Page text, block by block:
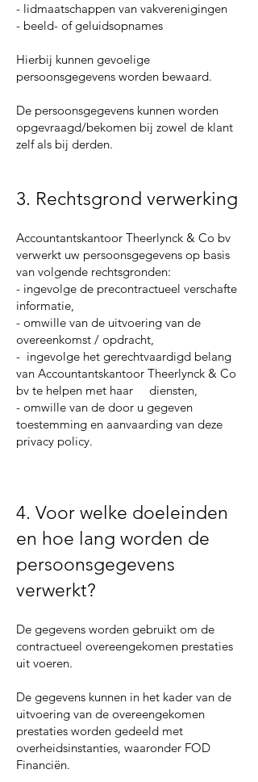
- lidmaatschappen van vakverenigingen
- beeld- of geluidsopnames
Hierbij kunnen gevoelige
persoonsgegevens worden bewaard.
De persoonsgegevens kunnen worden
opgevraagd/bekomen bij zowel de klant
zelf als bij derden.
3. Rechtsgrond verwerking
Accountantskantoor Theerlynck & Co bv
verwerkt uw persoonsgegevens op basis
van volgende rechtsgronden:
- ingevolge de precontractueel verschafte
informatie,
- omwille van de uitvoering van de
overeenkomst / opdracht,
- ingevolge het gerechtvaardigd belang
van Accountantskantoor Theerlynck & Co
bv te helpen met haar diensten,
- omwille van de door u gegeven
toestemming en aanvaarding van deze
privacy policy.
4. Voor welke doeleinden
en hoe lang worden de
persoonsgegevens
verwerkt?
De gegevens worden gebruikt om de
contractueel overeengekomen prestaties
uit voeren.
De gegevens kunnen in het kader van de
uitvoering van de overeengekomen
prestaties worden gedeeld met
overheidsinstanties, waaronder FOD
Financiën.